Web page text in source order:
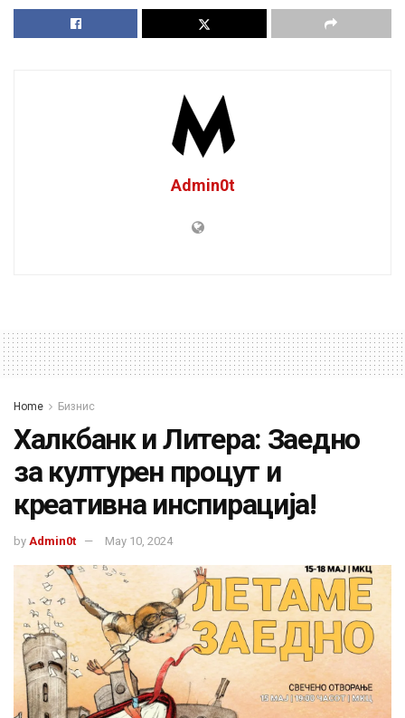
Admin0t
Home Бизнис
Халкбанк и Литера: Заедно
за културен процут и
креативна инспирација!
by Admin0t May 10, 2024